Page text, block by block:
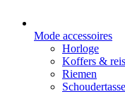
Mode accessoires
Horloge
Koffers &
Riemen